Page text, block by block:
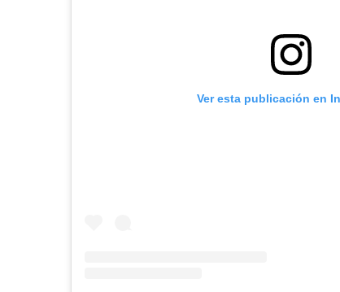
Ver esta publicación en